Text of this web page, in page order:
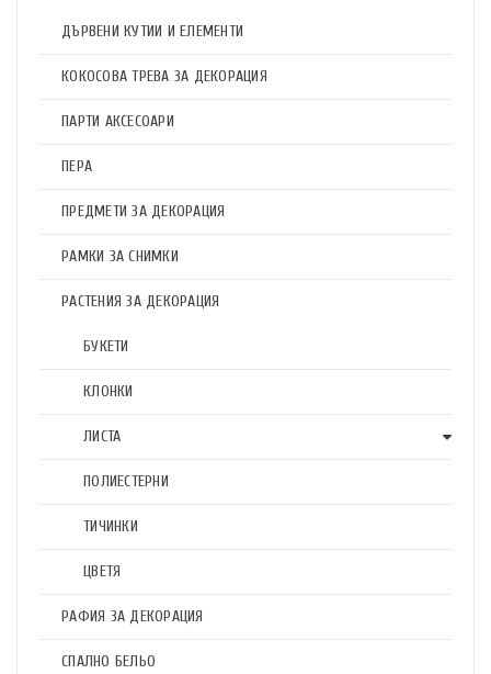
ДЪРВЕНИ КУТИИ И ЕЛЕМЕНТИ
КОКОСОВА ТРЕВА ЗА ДЕКОРАЦИЯ
ПАРТИ АКСЕСОАРИ
ПЕРА
ПРЕДМЕТИ ЗА ДЕКОРАЦИЯ
РАМКИ ЗА СНИМКИ
РАСТЕНИЯ ЗА ДЕКОРАЦИЯ
БУКЕТИ
КЛОНКИ
ЛИСТА
ПОЛИЕСТЕРНИ
ТИЧИНКИ
ЦВЕТЯ
РАФИЯ ЗА ДЕКОРАЦИЯ
СПАЛНО БЕЛЬО